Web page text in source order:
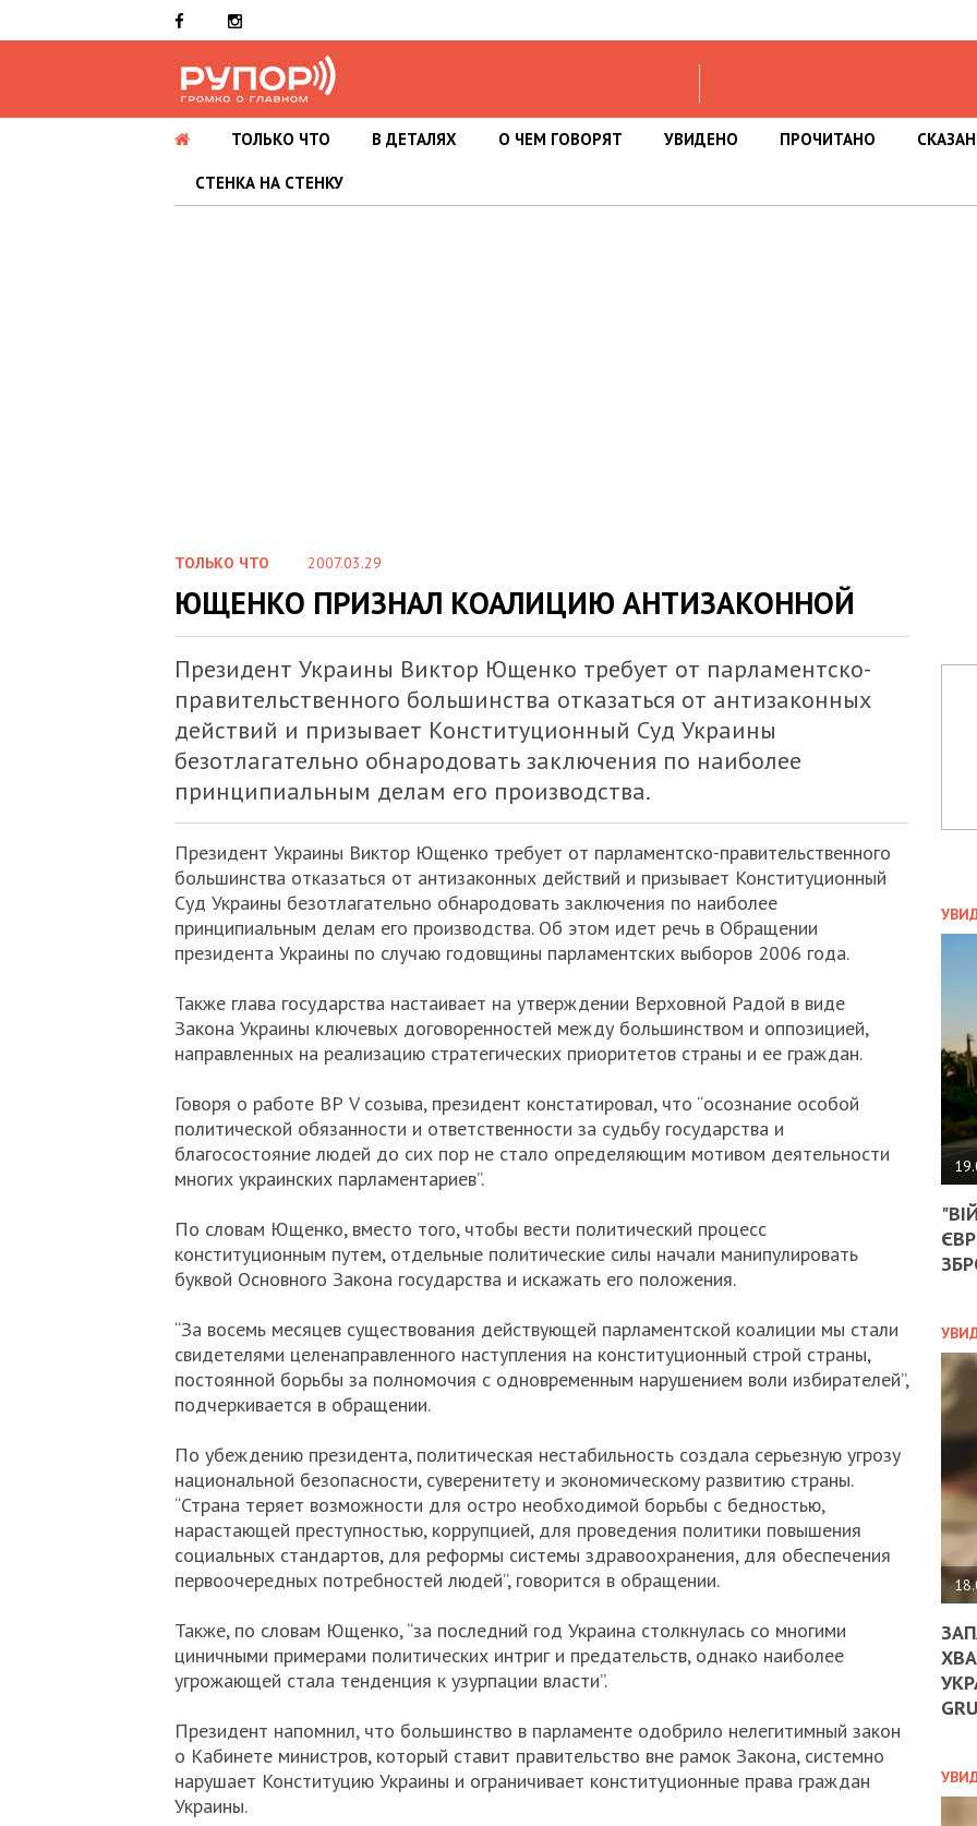
ТОЛЬКО ЧТО В ДЕТАЛЯХ О ЧЕМ ГОВОРЯТ УВИДЕНО ПРОЧИТАНО
СТЕНКА НА СТЕНКУ
ТОЛЬКО ЧТО 2007.03.29
ЮЩЕНКО ПРИЗНАЛ КОАЛИЦИЮ АНТИЗАКОННОЙ
Президент Украины Виктор Ющенко требует от парламентско-
правительственного большинства отказаться от антизаконных
действий и призывает Конституционный Суд Украины
безотлагательно обнародовать заключения по наиболее
принципиальным делам его производства.
Президент Украины Виктор Ющенко требует от парламентско-правительственного
большинства отказаться от антизаконных действий и призывает Конституционный
Суд Украины безотлагательно обнародовать заключения по наиболее
принципиальным делам его производства. Об этом идет речь в Обращении
президента Украины по случаю годовщины парламентских выборов 2006 года.
Также глава государства настаивает на утверждении Верховной Радой в виде
Закона Украины ключевых договоренностей между большинством и оппозицией,
направленных на реализацию стратегических приоритетов страны и ее граждан.
Говоря о работе ВР V созыва, президент констатировал, что “осознание особой
политической обязанности и ответственности за судьбу государства и
благосостояние людей до сих пор не стало определяющим мотивом деятельности
многих украинских парламентариев”.
По словам Ющенко, вместо того, чтобы вести политический процесс
конституционным путем, отдельные политические силы начали манипулировать
буквой Основного Закона государства и искажать его положения.
“За восемь месяцев существования действующей парламентской коалиции мы стали
свидетелями целенаправленного наступления на конституционный строй страны,
постоянной борьбы за полномочия с одновременным нарушением воли избирателей”,
подчеркивается в обращении.
По убеждению президента, политическая нестабильность создала серьезную угрозу
национальной безопасности, суверенитету и экономическому развитию страны.
“Страна теряет возможности для остро необходимой борьбы с бедностью,
нарастающей преступностью, коррупцией, для проведения политики повышения
социальных стандартов, для реформы системы здравоохранения, для обеспечения
первоочередных потребностей людей”, говорится в обращении.
Также, по словам Ющенко, “за последний год Украина столкнулась со многими
циничными примерами политических интриг и предательств, однако наиболее
угрожающей стала тенденция к узурпации власти”.
Президент напомнил, что большинство в парламенте одобрило нелегитимный закон
о Кабинете министров, который ставит правительство вне рамок Закона, системно
нарушает Конституцию Украины и ограничивает конституционные права граждан
Украины.
НА
ДО
ЄС
-